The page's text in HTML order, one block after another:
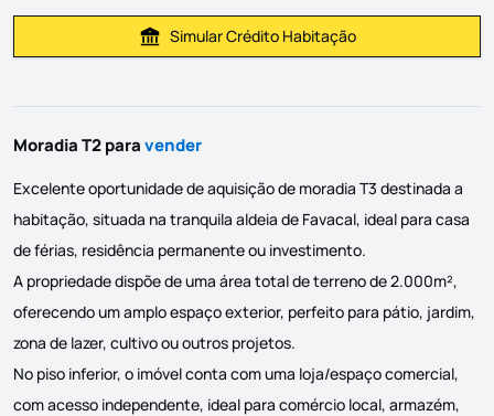
Simular Prestação
Simular Crédito Habitação
Moradia T2 paravender
Excelente oportunidade de aquisição de moradia T3 destinada a
habitação, situada na tranquila aldeia de Favacal, ideal para casa
de férias, residência permanente ou investimento.
A propriedade dispõe de uma área total de terreno de 2.000m²,
oferecendo um amplo espaço exterior, perfeito para pátio, jardim,
zona de lazer, cultivo ou outros projetos.
No piso inferior, o imóvel conta com uma loja/espaço comercial,
com acesso independente, ideal para comércio local, armazém,